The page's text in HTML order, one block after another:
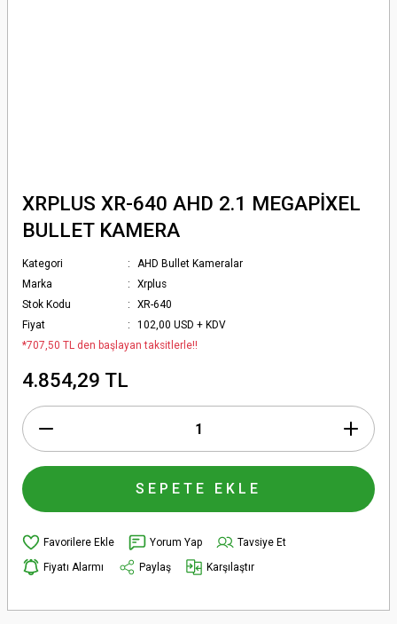
XRPLUS XR-640 AHD 2.1 MEGAPİXEL
BULLET KAMERA
Kategori
AHD Bullet Kameralar
Marka
Xrplus
Stok Kodu
XR-640
Fiyat
102,00 USD + KDV
*707,50 TL den başlayan taksitlerle!!
4.854,29 TL
SEPETE EKLE
Yorum Yap
Tavsiye Et
Fiyatı Alarmı
Paylaş Karşılaştır